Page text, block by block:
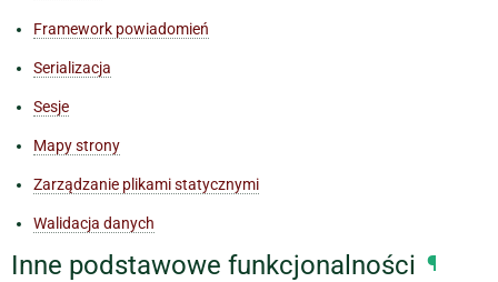
Framework powiadomień
Serializacja
Sesje
Mapy strony
Zarządzanie plikami statycznymi
Walidacja danych
Inne podstawowe funkcjonalności ¶